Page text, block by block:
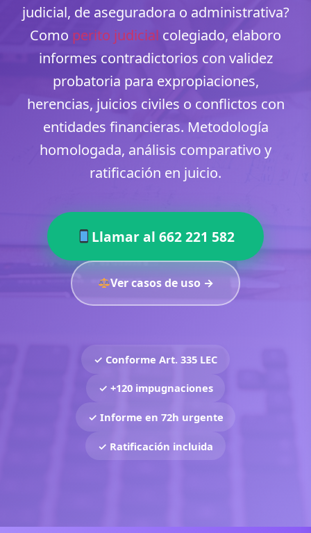
judicial, de aseguradora o administrativa?
Como perito judicial colegiado, elaboro
informes contradictorios con validez
probatoria para expropiaciones,
herencias, juicios civiles o conflictos con
entidades financieras. Metodología
homologada, análisis comparativo y
ratificación en juicio.
Llamar al 662 221 582
Ver casos de uso →
✓ Conforme Art. 335 LEC
✓ +120 impugnaciones
✓ Informe en 72h urgente
✓ Ratificación incluida